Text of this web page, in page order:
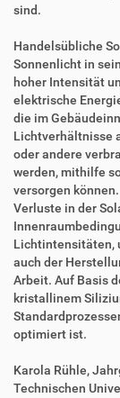
fo
e
n
sind.
Handelsübliche
Sonnenlicht in
hoher Intensität
elektrische
die im
Lichtverhältnisse
oder andere
werden, mithilfe
versorgen
Verluste in der
Lichtintensitäten,
auch der
Arbeit. Auf Basis
kristallinem
optimiert ist.
Karola Rühle,
Technischen